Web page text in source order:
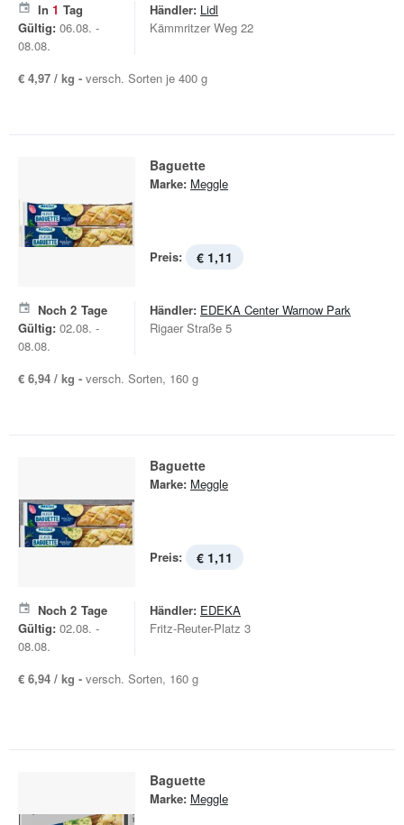
In 1 Tag
Gültig: 06.08. -
08.08.
Händler: Lidl
Kämmritzer Weg 22
€ 4,97 / kg - versch. Sorten je 400 g
Baguette
Marke: Meggle
Preis: € 1,11
Noch 2 Tage
Gültig: 02.08. -
08.08.
Händler: EDEKA Center Warnow Park
Rigaer Straße 5
€ 6,94 / kg - versch. Sorten, 160 g
Baguette
Marke: Meggle
Preis: € 1,11
Noch 2 Tage
Gültig: 02.08. -
08.08.
Händler: EDEKA
Fritz-Reuter-Platz 3
€ 6,94 / kg - versch. Sorten, 160 g
Baguette
Marke: Meggle